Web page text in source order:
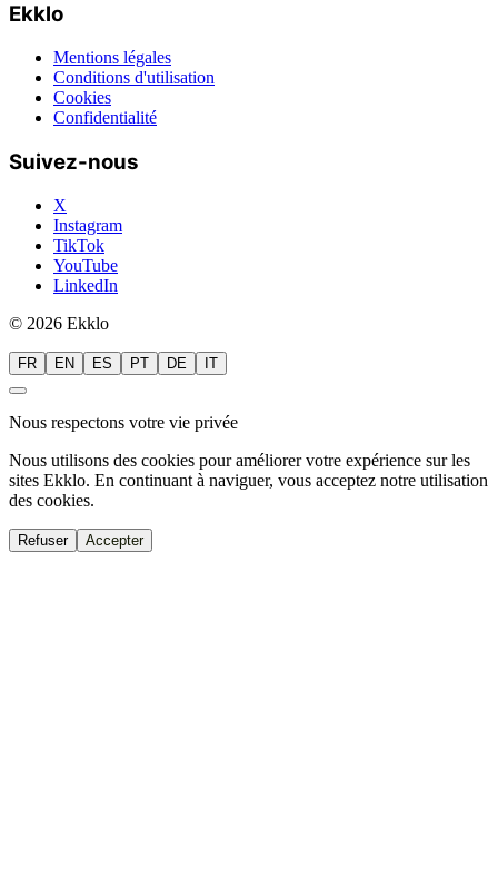
Ekklo
Mentions légales
Conditions d'utilisation
Cookies
Confidentialité
Suivez-nous
X
Instagram
TikTok
YouTube
LinkedIn
© 2026 Ekklo
FR EN ES PT DE IT
Nous respectons votre vie privée
Nous utilisons des cookies pour améliorer votre expérience sur les
sites Ekklo. En continuant à naviguer, vous acceptez notre utilisation
des cookies.
Refuser Accepter